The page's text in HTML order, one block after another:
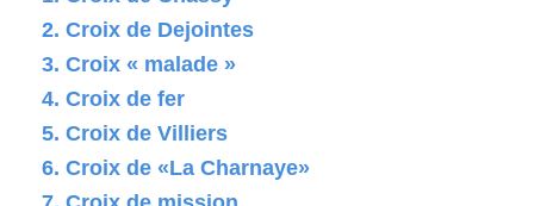
Croix de Dejointes
Croix « malade »
Croix de fer
Croix de Villiers
Croix de «La Charnaye»